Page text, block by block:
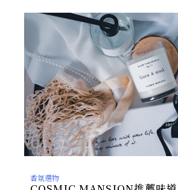
香氛選物